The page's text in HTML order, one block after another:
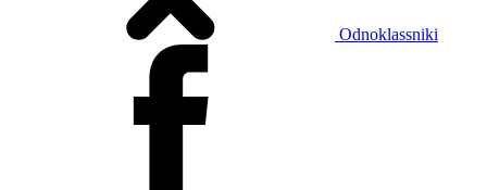
Odnoklassniki